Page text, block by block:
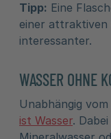
Tipp: Eine
einer attraktiven
interessanter.
WASSER OHNE
Unabhängig
ist Wasser.